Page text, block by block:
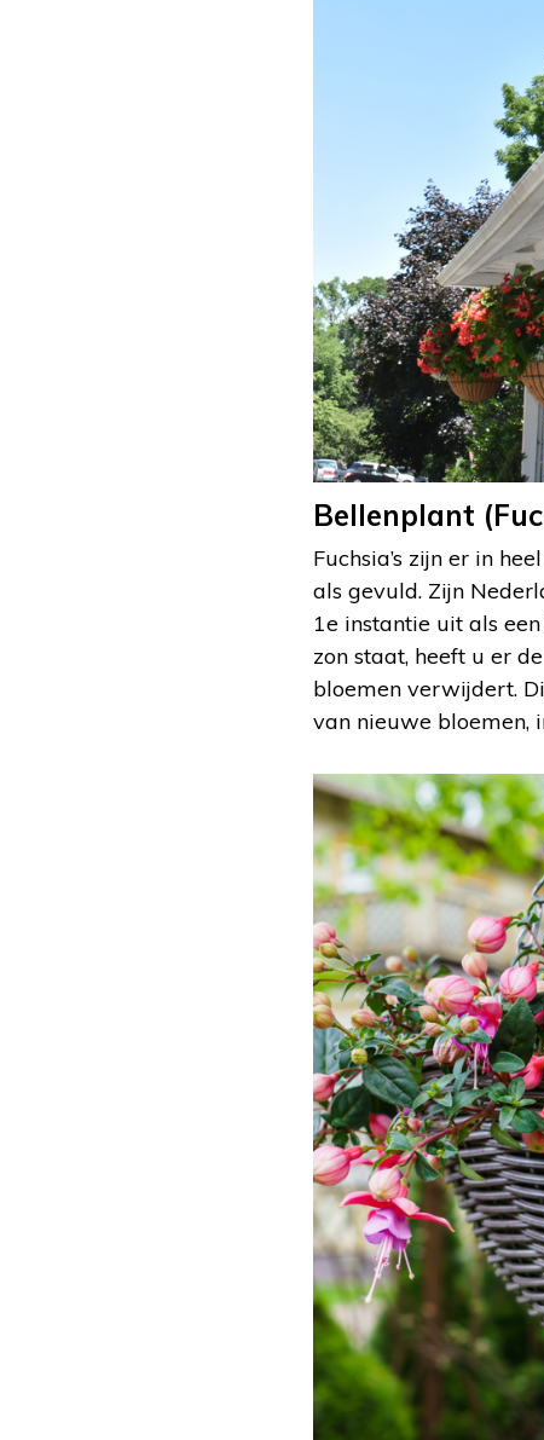
Bellenplant
Fuchsia’s zijn er in
als gevuld. Zijn
1e instantie uit als
zon staat, heeft u er
bloemen verwijdert.
van nieuwe bloemen,